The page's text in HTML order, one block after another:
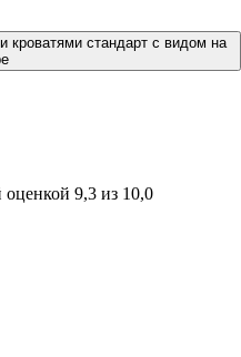
стандарт с видом на
оценкой 9,3 из 10,0